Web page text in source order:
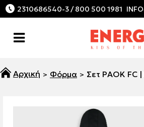
2310686540-3 / 800 500 1981
Φόρμα Σετ PAOK FC